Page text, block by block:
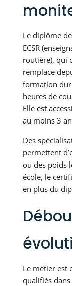
Le diplôme
ECSR
routière), qui
remplace
formation
heures de
Elle est
au moins 3
Des
permettent
ou des poids
école, le
en plus du
Le métier est
qualifiés